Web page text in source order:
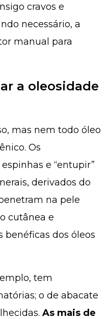
cravos e
necessário, a
manual para
a oleosidade
mas nem todo óleo
Os
e “entupir”
derivados do
na pele
cutânea e
benéficas dos óleos
tem
o de abacate
As mais de